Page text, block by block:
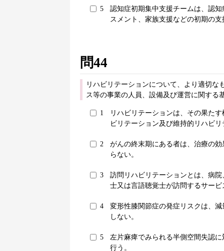
5
認知症初期集中支援チームは、認
スメント、家族支援などの初期の
問44
リハビリテーションについて、より適切な
ス等の事業の人員、設備及び運営に関する
1
リハビリテーションは、その果た
ビリテーション及び維持的リハビ
2
がんの終末期にある者は、治療の
らない。
3
訪問リハビリテーションとは、病
士又は言語聴覚士が訪問するサービ
4
変形性膝関節症の発症リスクは、
しない。
5
左片麻痺でみられる半側空間失認
行う。